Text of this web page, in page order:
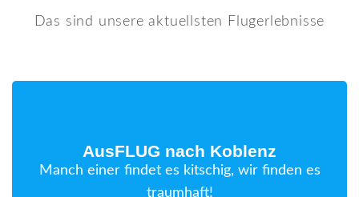
Das sind unsere aktuellsten Flugerlebnisse
AusFLUG nach Koblenz
Manch einer findet es kitschig, wir finden es
traumhaft!